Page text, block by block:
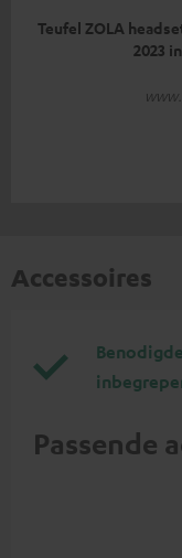
Teufel ZOLA
2023
Accessoires
Passende